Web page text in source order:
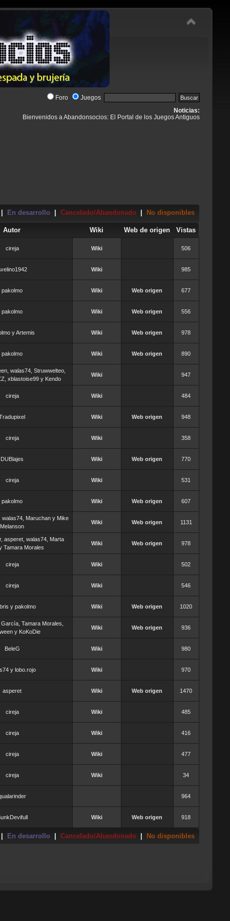
Foro Juegos
Noticias:
Bienvenidos a Abandonsocios: El Portal de los Juegos Antiguos
En desarrollo| Cancelado/Abandonado| No disponibles
Autor Wiki Web de origen Vistas
cireja Wiki 506
Wiki 985
pakolmo Wiki Web origen 677
pakolmo Wiki Web origen 556
y Artemis Wiki Web origen 978
pakolmo Wiki Web origen 890
walas74, Struwwelteo,
xblastoise99 y Kendo
Wiki 947
cireja Wiki 484
Wiki Web origen 948
cireja Wiki 358
DUBlajes Wiki Web origen 770
cireja Wiki 531
pakolmo Wiki Web origen 607
walas74, Maruchan y Mike
Melanson
Wiki Web origen 1131
asperet, walas74, Marta
Tamara Morales
Wiki Web origen 978
cireja Wiki 502
cireja Wiki 546
y pakolmo Wiki Web origen 1020
Tamara Morales,
y KoKoDie
Wiki Web origen 936
BeleG Wiki 980
y lobo.rojo Wiki 970
asperet Wiki Web origen 1470
cireja Wiki 485
cireja Wiki 416
cireja Wiki 477
cireja Wiki 34
964
Wiki Web origen 918
En desarrollo| Cancelado/Abandonado| No disponibles